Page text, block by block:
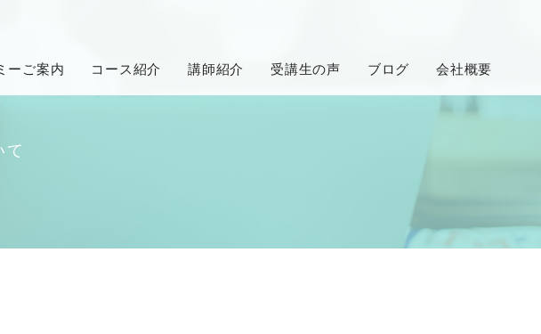
ーご案内 コース紹介 講師紹介 受講生の声 ブログ 会社概要
て